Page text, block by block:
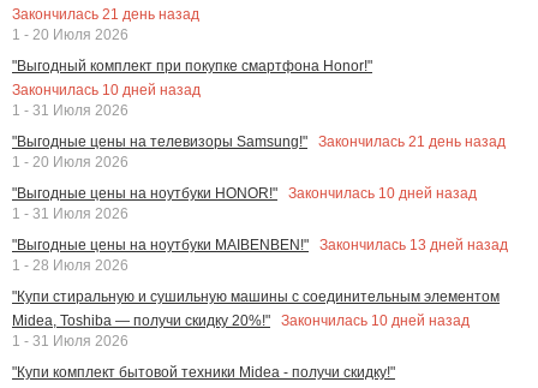
Закончилась 21 день назад
1 - 20 Июля 2026
"Выгодный комплект при покупке смартфона Honor!"
Закончилась 10 дней назад
1 - 31 Июля 2026
"Выгодные цены на телевизоры Samsung!"
Закончилась 21 день назад
1 - 20 Июля 2026
"Выгодные цены на ноутбуки HONOR!"
Закончилась 10 дней назад
1 - 31 Июля 2026
"Выгодные цены на ноутбуки MAIBENBEN!"
Закончилась 13 дней назад
1 - 28 Июля 2026
"Купи стиральную и сушильную машины с соединительным элементом
Midea, Toshiba — получи скидку 20%!"
Закончилась 10 дней назад
1 - 31 Июля 2026
"Купи комплект бытовой техники Midea - получи скидку!"